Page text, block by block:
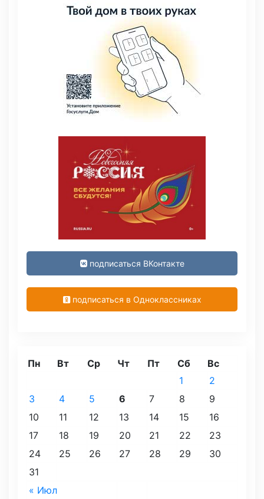
подписаться ВКонтакте
подписаться в Одноклассниках
Пн Вт Ср Чт Пт Сб Вс
« Июл
1
2
3
4 5 6 7 8
9
10
11 12 13 14 15
16
17
18 19 20 21 22
23
24
25 26 27 28 29
30
31